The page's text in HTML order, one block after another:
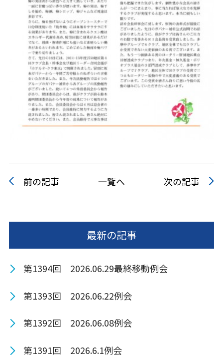
前の記事 一覧へ 次の記事
最新の記事
第1394回 2026.06.29最終移動例会
第1393回 2026.06.22例会
第1392回 2026.06.08例会
第1391回 2026.6.1例会